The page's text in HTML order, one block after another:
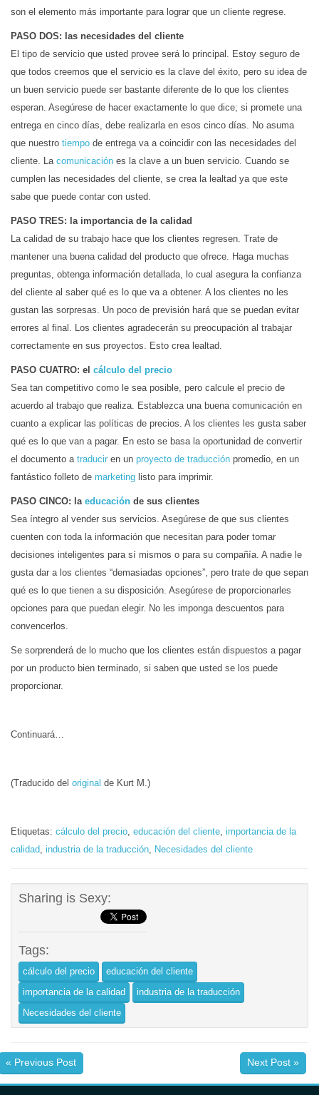
son el elemento más importante para lograr que un cliente regrese.
PASO DOS: las necesidades del cliente
El tipo de servicio que usted provee será lo principal. Estoy seguro de
que todos creemos que el servicio es la clave del éxito, pero su idea de
un buen servicio puede ser bastante diferente de lo que los clientes
esperan. Asegúrese de hacer exactamente lo que dice; si promete una
entrega en cinco días, debe realizarla en esos cinco días. No asuma
que nuestro tiempo de entrega va a coincidir con las necesidades del
cliente. La comunicación es la clave a un buen servicio. Cuando se
cumplen las necesidades del cliente, se crea la lealtad ya que este
sabe que puede contar con usted.
PASO TRES: la importancia de la calidad
La calidad de su trabajo hace que los clientes regresen. Trate de
mantener una buena calidad del producto que ofrece. Haga muchas
preguntas, obtenga información detallada, lo cual asegura la confianza
del cliente al saber qué es lo que va a obtener. A los clientes no les
gustan las sorpresas. Un poco de previsión hará que se puedan evitar
errores al final. Los clientes agradecerán su preocupación al trabajar
correctamente en sus proyectos. Esto crea lealtad.
PASO CUATRO: el cálculo del precio
Sea tan competitivo como le sea posible, pero calcule el precio de
acuerdo al trabajo que realiza. Establezca una buena comunicación en
cuanto a explicar las políticas de precios. A los clientes les gusta saber
qué es lo que van a pagar. En esto se basa la oportunidad de convertir
el documento a traducir en un proyecto de traducción promedio, en un
fantástico folleto de marketing listo para imprimir.
PASO CINCO: la educación de sus clientes
Sea íntegro al vender sus servicios. Asegúrese de que sus clientes
cuenten con toda la información que necesitan para poder tomar
decisiones inteligentes para sí mismos o para su compañía. A nadie le
gusta dar a los clientes “demasiadas opciones”, pero trate de que sepan
qué es lo que tienen a su disposición. Asegúrese de proporcionarles
opciones para que puedan elegir. No les imponga descuentos para
convencerlos.
Se sorprenderá de lo mucho que los clientes están dispuestos a pagar
por un producto bien terminado, si saben que usted se los puede
proporcionar.
Continuará…
(Traducido del original de Kurt M.)
Etiquetas: cálculo del precio, educación del cliente, importancia de la
calidad, industria de la traducción, Necesidades del cliente
Sharing is Sexy:
Tags:
cálculo del precio
educación del cliente
importancia de la calidad
industria de la traducción
Necesidades del cliente
« Previous Post Next Post »